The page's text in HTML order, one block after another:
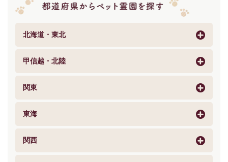
北海道・東北
甲信越・北陸
関東
東海
関西